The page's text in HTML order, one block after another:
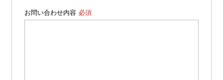
お問い合わせ内容